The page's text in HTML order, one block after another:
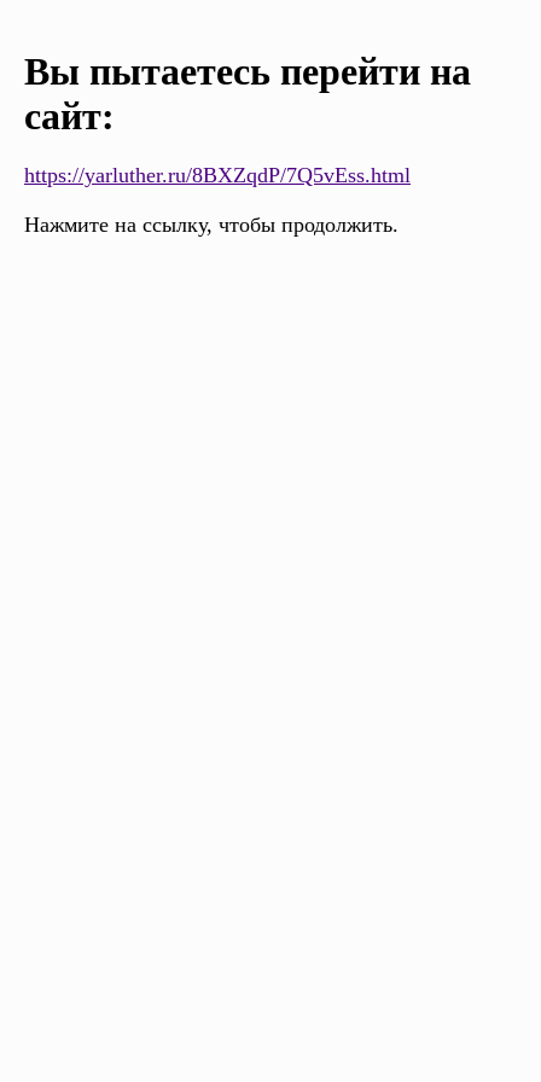
Вы пытаетесь перейти на
сайт:
https://yarluther.ru/8BXZqdP/7Q5vEss.html
Нажмите на ссылку, чтобы продолжить.